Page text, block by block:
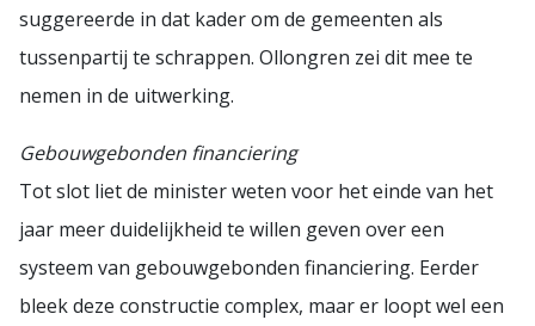
suggereerde in dat kader om de gemeenten als
tussenpartij te schrappen. Ollongren zei dit mee te
nemen in de uitwerking.
Gebouwgebonden financiering
Tot slot liet de minister weten voor het einde van het
jaar meer duidelijkheid te willen geven over een
systeem van gebouwgebonden financiering. Eerder
bleek deze constructie complex, maar er loopt wel een